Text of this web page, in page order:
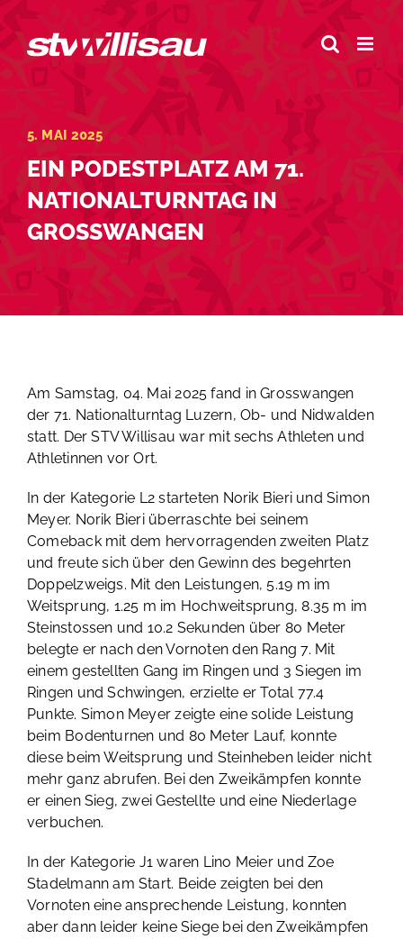
Zum
Inhalt
springen
5. MAI 2025
EIN PODESTPLATZ AM 71.
NATIONALTURNTAG IN
GROSSWANGEN
Am Samstag, 04. Mai 2025 fand in Grosswangen
der 71. Nationalturntag Luzern, Ob- und Nidwalden
statt. Der STV Willisau war mit sechs Athleten und
Athletinnen vor Ort.
In der Kategorie L2 starteten Norik Bieri und Simon
Meyer. Norik Bieri überraschte bei seinem
Comeback mit dem hervorragenden zweiten Platz
und freute sich über den Gewinn des begehrten
Doppelzweigs. Mit den Leistungen, 5.19 m im
Weitsprung, 1.25 m im Hochweitsprung, 8.35 m im
Steinstossen und 10.2 Sekunden über 80 Meter
belegte er nach den Vornoten den Rang 7. Mit
einem gestellten Gang im Ringen und 3 Siegen im
Ringen und Schwingen, erzielte er Total 77.4
Punkte. Simon Meyer zeigte eine solide Leistung
beim Bodenturnen und 80 Meter Lauf, konnte
diese beim Weitsprung und Steinheben leider nicht
mehr ganz abrufen. Bei den Zweikämpfen konnte
er einen Sieg, zwei Gestellte und eine Niederlage
verbuchen.
In der Kategorie J1 waren Lino Meier und Zoe
Stadelmann am Start. Beide zeigten bei den
Vornoten eine ansprechende Leistung, konnten
aber dann leider keine Siege bei den Zweikämpfen